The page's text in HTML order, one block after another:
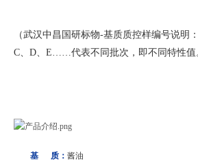
（武汉中昌国研标物-基质质控样编号说明
C、D、E……代表不同批次，即不同特性值
基 质： 酱油